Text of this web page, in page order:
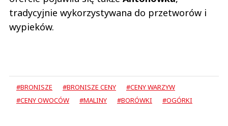
tradycyjnie wykorzystywana do przetworów i
wypieków.
#BRONISZE #BRONISZE CENY
#CENY WARZYW
#CENY OWOCÓW
#MALINY #BORÓWKI #OGÓRKI